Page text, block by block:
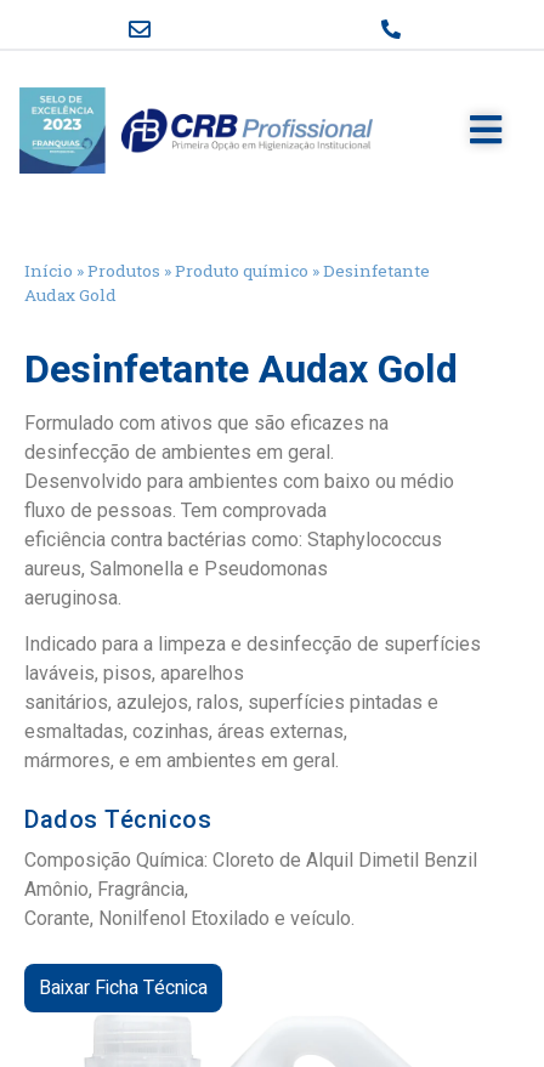
Início »Produtos »Produto químico »Desinfetante
Audax Gold
Desinfetante Audax Gold
Formulado com ativos que são eficazes na
desinfecção de ambientes em geral.
Desenvolvido para ambientes com baixo ou médio
fluxo de pessoas. Tem comprovada
eficiência contra bactérias como: Staphylococcus
aureus, Salmonella e Pseudomonas
aeruginosa.
Indicado para a limpeza e desinfecção de superfícies
laváveis, pisos, aparelhos
sanitários, azulejos, ralos, superfícies pintadas e
esmaltadas, cozinhas, áreas externas,
mármores, e em ambientes em geral.
Dados Técnicos
Composição Química: Cloreto de Alquil Dimetil Benzil
Amônio, Fragrância,
Corante, Nonilfenol Etoxilado e veículo.
Baixar Ficha Técnica